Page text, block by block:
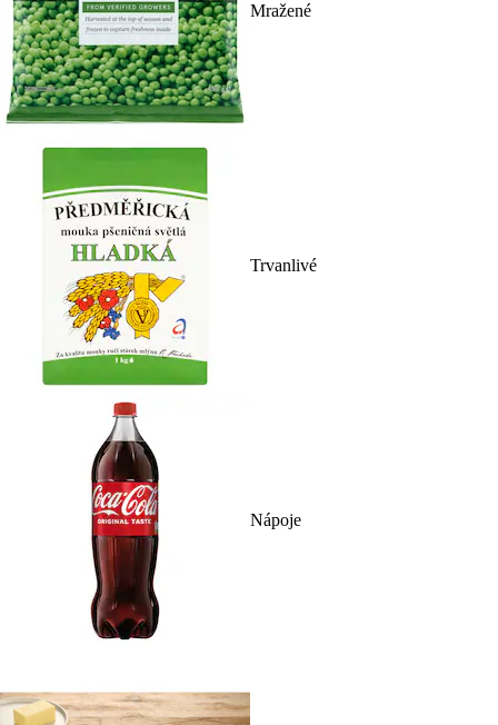
Mražené
Trvanlivé
Nápoje